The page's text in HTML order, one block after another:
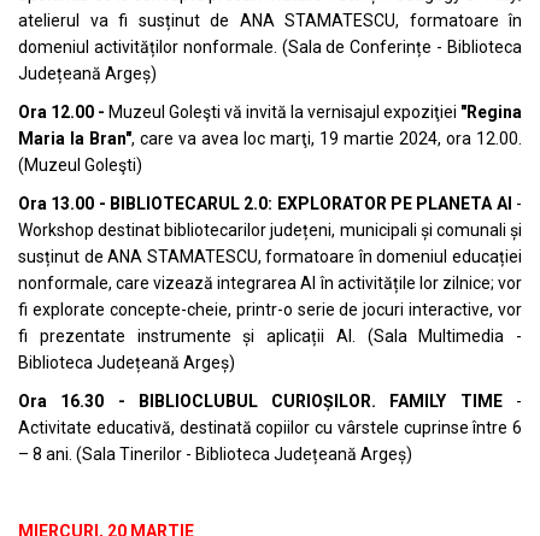
atelierul va fi susținut de ANA STAMATESCU, formatoare în
domeniul activităților nonformale. (Sala de Conferințe - Biblioteca
Județeană Argeș)
Ora 12.00 - Muzeul Goleşti vă invită la vernisajul expoziţiei "Regina
Maria la Bran", care va avea loc marţi, 19 martie 2024, ora 12.00.
(Muzeul Goleşti)
Ora 13.00 - BIBLIOTECARUL 2.0: EXPLORATOR PE PLANETA AI -
Workshop destinat bibliotecarilor județeni, municipali și comunali și
susținut de ANA STAMATESCU, formatoare în domeniul educației
nonformale, care vizează integrarea AI în activitățile lor zilnice; vor
fi explorate concepte-cheie, printr-o serie de jocuri interactive, vor
fi prezentate instrumente și aplicații AI. (Sala Multimedia -
Biblioteca Județeană Argeș)
Ora 16.30 - BIBLIOCLUBUL CURIOȘILOR. FAMILY TIME-
Activitate educativă, destinată copiilor cu vârstele cuprinse între 6
– 8 ani. (Sala Tinerilor - Biblioteca Județeană Argeș)
MIERCURI, 20 MARTIE